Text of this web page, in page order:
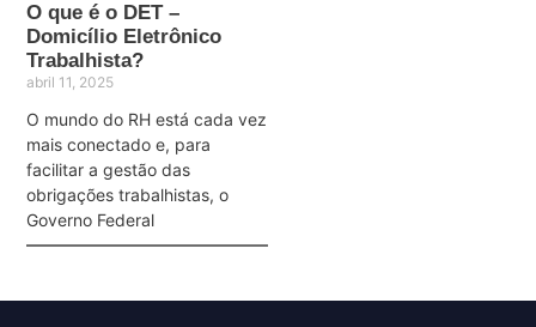
O que é o DET –
Domicílio Eletrônico
Trabalhista?
abril 11, 2025
O mundo do RH está cada vez
mais conectado e, para
facilitar a gestão das
obrigações trabalhistas, o
Governo Federal